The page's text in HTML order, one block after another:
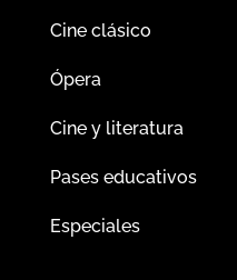
Cine clásico
Ópera
Cine y literatura
Pases educativos
Especiales